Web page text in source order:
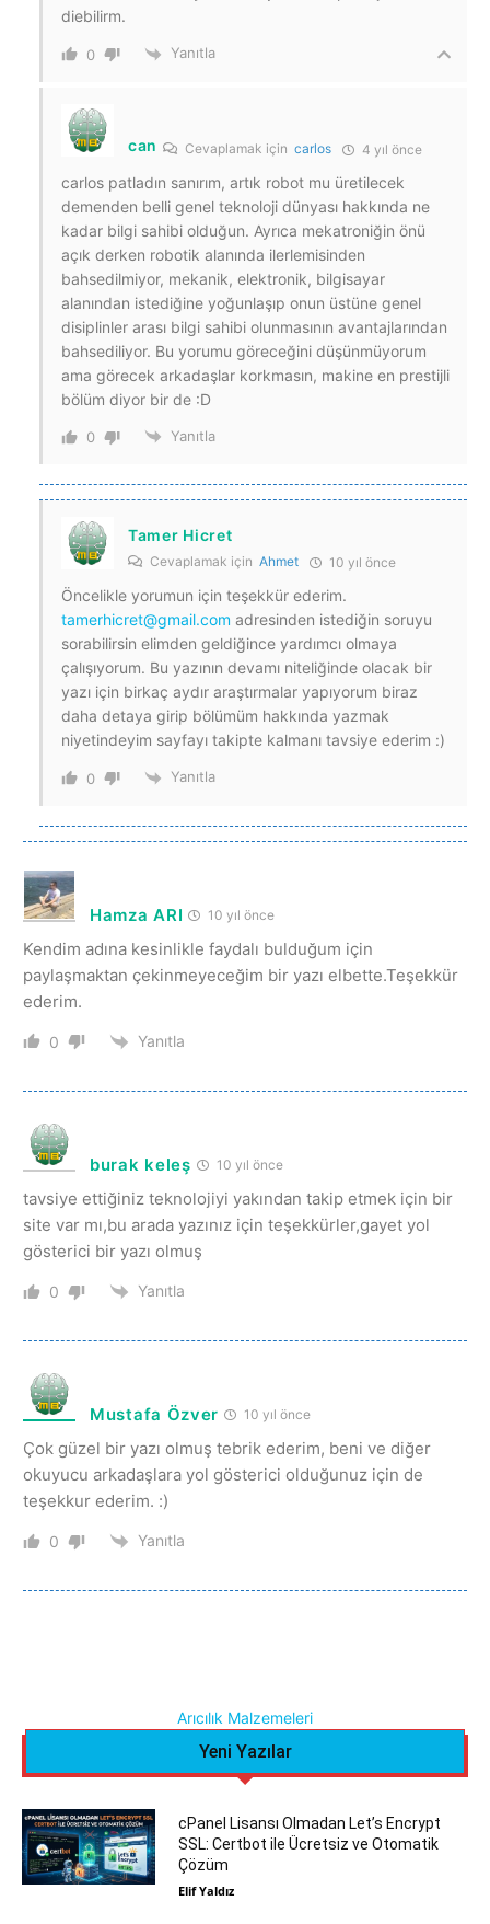
diebilirm.
0 Yanıtla
can Cevaplamak içincarlos 4 yıl önce
carlos patladın sanırım, artık robot mu üretilecek
demenden belli genel teknoloji dünyası hakkında ne
kadar bilgi sahibi olduğun. Ayrıca mekatroniğin önü
açık derken robotik alanında ilerlemisinden
bahsedilmiyor, mekanik, elektronik, bilgisayar
alanından istediğine yoğunlaşıp onun üstüne genel
disiplinler arası bilgi sahibi olunmasının avantajlarından
bahsediliyor. Bu yorumu göreceğini düşünmüyorum
ama görecek arkadaşlar korkmasın, makine en prestijli
bölüm diyor bir de :D
0 Yanıtla
Tamer Hicret
Cevaplamak için Ahmet 10 yıl önce
Öncelikle yorumun için teşekkür ederim.
tamerhicret@gmail.com adresinden istediğin soruyu
sorabilirsin elimden geldiğince yardımcı olmaya
çalışıyorum. Bu yazının devamı niteliğinde olacak bir
yazı için birkaç aydır araştırmalar yapıyorum biraz
daha detaya girip bölümüm hakkında yazmak
niyetindeyim sayfayı takipte kalmanı tavsiye ederim :)
0 Yanıtla
Hamza ARI 10 yıl önce
Kendim adına kesinlikle faydalı bulduğum için
paylaşmaktan çekinmeyeceğim bir yazı elbette.Teşekkür
ederim.
0 Yanıtla
burak keleş 10 yıl önce
tavsiye ettiğiniz teknolojiyi yakından takip etmek için bir
site var mı,bu arada yazınız için teşekkürler,gayet yol
gösterici bir yazı olmuş
0 Yanıtla
Mustafa Özver 10 yıl önce
Çok güzel bir yazı olmuş tebrik ederim, beni ve diğer
okuyucu arkadaşlara yol gösterici olduğunuz için de
teşekkur ederim. :)
0 Yanıtla
Arıcılık Malzemeleri
Yeni Yazılar
cPanel Lisansı Olmadan Let’s Encrypt
SSL: Certbot ile Ücretsiz ve Otomatik
Çözüm
Elif Yaldız